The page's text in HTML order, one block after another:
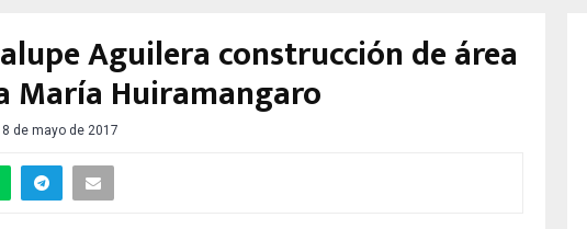
Aguilera construcción de área
María Huiramangaro
de mayo de 2017